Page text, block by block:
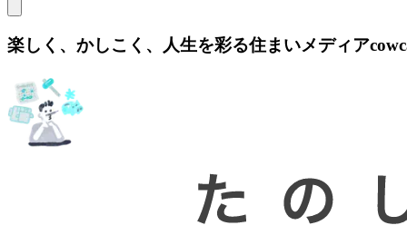
楽しく、かしこく、人生を彩る住まいメディア